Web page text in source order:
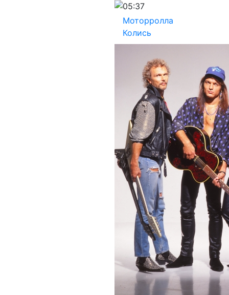
05:37
Моторролла
Колись